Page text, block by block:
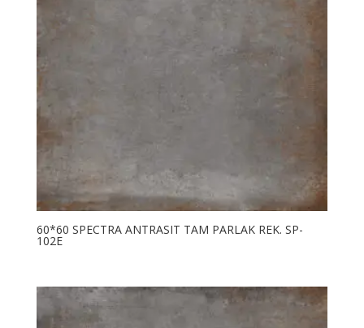
60*60 SPECTRA ANTRASIT TAM PARLAK REK. SP-
102E